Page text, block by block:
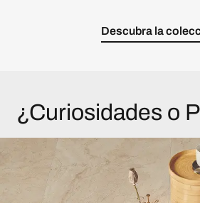
Descubra la
¿Curiosidades o